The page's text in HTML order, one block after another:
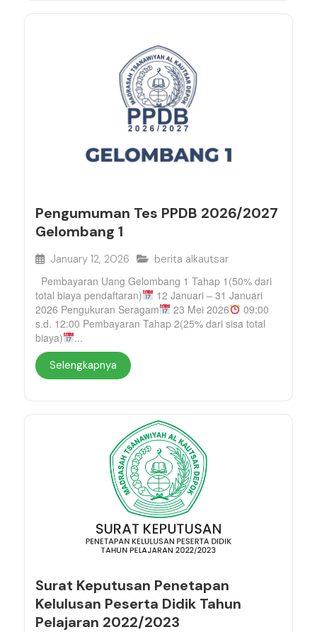
Pengumuman Tes PPDB 2026/2027
Gelombang 1
January 12, 2026
berita alkautsar
Pembayaran Uang Gelombang 1 Tahap 1(50% dari
total biaya pendaftaran)
12 Januari – 31 Januari
2026 Pengukuran Seragam
23 Mei 2026
09:00
s.d. 12:00 Pembayaran Tahap 2(25% dari sisa total
biaya)
...
Selengkapnya
Surat Keputusan Penetapan
Kelulusan Peserta Didik Tahun
Pelajaran 2022/2023